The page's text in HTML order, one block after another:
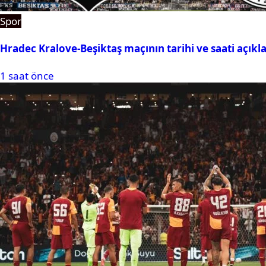
Spor
Hradec Kralove-Beşiktaş maçının tarihi ve saati
1 saat önce